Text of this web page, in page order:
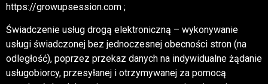
https://growupsession.com ;
Świadczenie usług drogą elektroniczną – wykonywanie
usługi świadczonej bez jednoczesnej obecności stron (na
odległość), poprzez przekaz danych na indywidualne żądanie
usługobiorcy, przesyłanej i otrzymywanej za pomocą